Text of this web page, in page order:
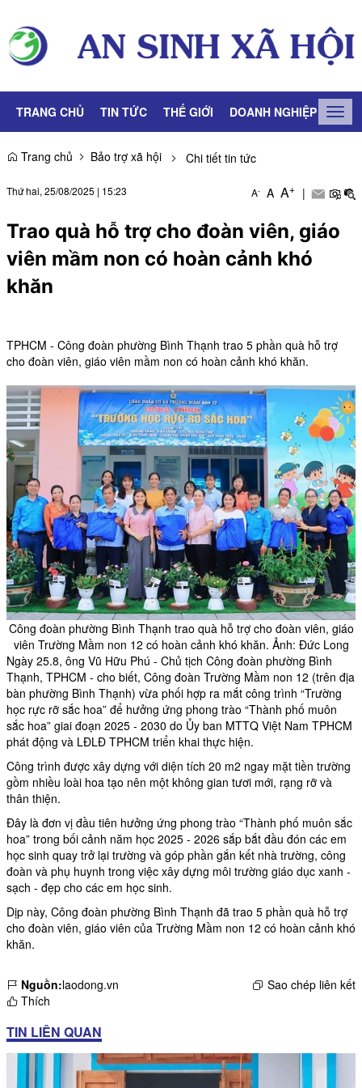
TRANG CHỦ TIN TỨC THẾ GIỚI DOANH NGHIỆP LAO
Trang chủ
Bảo trợ xã hội Chi tiết tin tức
Thứ hai, 25/08/2025 | 15:23 A- A A+ |
Trao quà hỗ trợ cho đoàn viên, giáo
viên mầm non có hoàn cảnh khó
khăn
TPHCM - Công đoàn phường Bình Thạnh trao 5 phần quà hỗ trợ
cho đoàn viên, giáo viên mầm non có hoàn cảnh khó khăn.
Công đoàn phường Bình Thạnh trao quà hỗ trợ cho đoàn viên, giáo
viên Trường Mầm non 12 có hoàn cảnh khó khăn. Ảnh: Đức Long
Ngày 25.8, ông Vũ Hữu Phú - Chủ tịch Công đoàn phường Bình
Thạnh, TPHCM - cho biết, Công đoàn Trường Mầm non 12 (trên địa
bàn phường Bình Thạnh) vừa phối hợp ra mắt công trình “Trường
học rực rỡ sắc hoa” để hưởng ứng phong trào “Thành phố muôn
sắc hoa” giai đoạn 2025 - 2030 do Ủy ban MTTQ Việt Nam TPHCM
phát động và LĐLĐ TPHCM triển khai thực hiện.
Công trình được xây dựng với diện tích 20 m2 ngay mặt tiền trường
gồm nhiều loài hoa tạo nên một không gian tươi mới, rạng rỡ và
thân thiện.
Đây là đơn vị đầu tiên hưởng ứng phong trào “Thành phố muôn sắc
hoa” trong bối cảnh năm học 2025 - 2026 sắp bắt đầu đón các em
học sinh quay trở lại trường và góp phần gắn kết nhà trường, công
đoàn và phụ huynh trong việc xây dựng môi trường giáo dục xanh -
sạch - đẹp cho các em học sinh.
Dịp này, Công đoàn phường Bình Thạnh đã trao 5 phần quà hỗ trợ
cho đoàn viên, giáo viên của Trường Mầm non 12 có hoàn cảnh khó
khăn.
Nguồn:laodong.vn
Sao chép liên kết
Thích
TIN LIÊN QUAN